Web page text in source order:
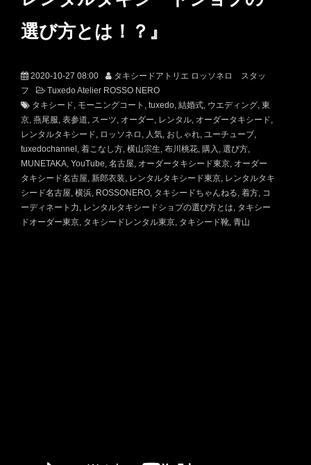
選び方とは！？』
2020-10-27 08:00
タキシードアトリエ ロッソネロ スタッ
フ
Tuxedo Atelier ROSSO NERO
タキシード モーニングコート tuxedo 結婚式 ウエディング 東
京 燕尾服 表参道 スーツ オーダー レンタル オーダータキシード
レンタルタキシード
ロッソネロ 人気 おしゃれ ユーチューブ
tuxedochannel 着こなし方 横山宗生 布川桃花 購入
選び方
MUNETAKA YouTube 名古屋 オーダータキシード東京 オーダー
タキシード名古屋 新郎衣装 レンタルタキシード東京 レンタルタキ
シード名古屋 横浜 ROSSONERO タキシードちゃんねる 着方 コ
ーディネート力 レンタルタキシードショプの選び方とは タキシー
ドオーダー東京 タキシードレンタル東京 タキシード靴 青山